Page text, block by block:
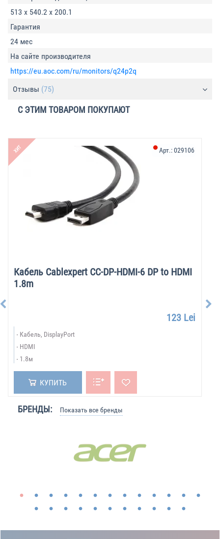
513 x 540.2 x 200.1
Гарантия
24 мес
На сайте производителя
https://eu.aoc.com/ru/monitors/q24p2q
Отзывы (75)
С ЭТИМ ТОВАРОМ ПОКУПАЮТ
ХИТ
Кабель Cablexpert CC-DP-HDMI-6 DP to HDMI
1.8m
Арт.:029106
123 Lei
Кабель, DisplayPort
HDMI
1.8м
КУПИТЬ
БРЕНДЫ: Показать все бренды